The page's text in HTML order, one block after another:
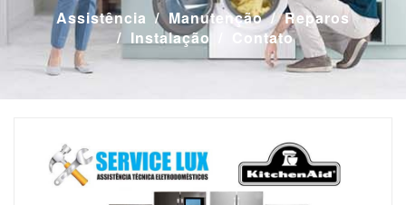
Assistência Manutenção
Reparos
Instalação
Contato